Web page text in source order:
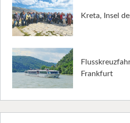
Kreta, Insel
Frankfurt